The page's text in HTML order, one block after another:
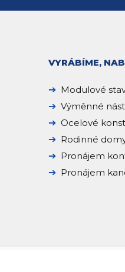
VYRÁBÍME,
Modulové
Výměnné
Ocelové
Rodinné
Pronájem
Pronájem